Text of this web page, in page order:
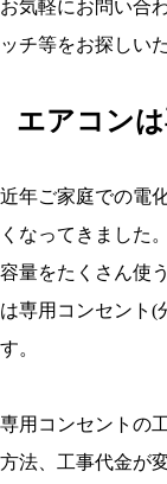
お気軽にお問い合
ッチ等をお探しい
エアコン
近年ご家庭での電
くなってきました
容量をたくさん使
は専用コンセント(
す。
専用コンセントの
方法、工事代金が